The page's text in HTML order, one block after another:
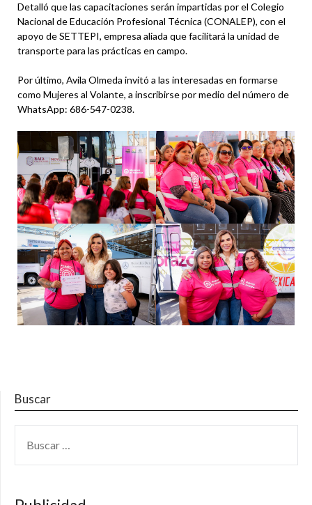
Detalló que las capacitaciones serán impartidas por el Colegio
Nacional de Educación Profesional Técnica (CONALEP), con el
apoyo de SETTEPI, empresa aliada que facilitará la unidad de
transporte para las prácticas en campo.
Por último, Avila Olmeda invitó a las interesadas en formarse
como Mujeres al Volante, a inscribirse por medio del número de
WhatsApp: 686-547-0238.
Buscar